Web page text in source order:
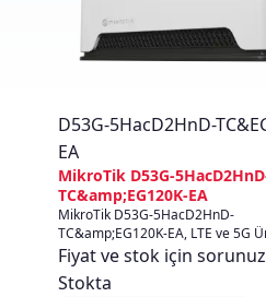
D53G-5HacD2HnD-
EA
MikroTik D53G-
TC&amp;EG120K-EA
MikroTik D53G-5HacD2HnD-
TC&amp;EG120K-EA, LTE ve 5G
kategorisinde yer alan profesyonel
MikroTik Router çözüm...
Fiyat ve stok için sorunuz
Stokta